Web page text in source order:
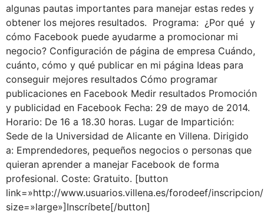
algunas pautas importantes para manejar estas redes y
obtener los mejores resultados. Programa: ¿Por qué y
cómo Facebook puede ayudarme a promocionar mi
negocio? Configuración de página de empresa Cuándo,
cuánto, cómo y qué publicar en mi página Ideas para
conseguir mejores resultados Cómo programar
publicaciones en Facebook Medir resultados Promoción
y publicidad en Facebook Fecha: 29 de mayo de 2014.
Horario: De 16 a 18.30 horas. Lugar de Impartición:
Sede de la Universidad de Alicante en Villena. Dirigido
a: Emprendedores, pequeños negocios o personas que
quieran aprender a manejar Facebook de forma
profesional. Coste: Gratuito. [button
link=»http://www.usuarios.villena.es/forodeef/
size=»large»]Inscríbete[/button]